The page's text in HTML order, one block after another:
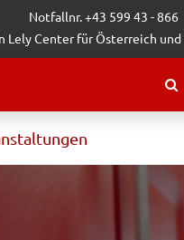
Notfallnr. +43 599 43 - 866
Lely Center für Österreich